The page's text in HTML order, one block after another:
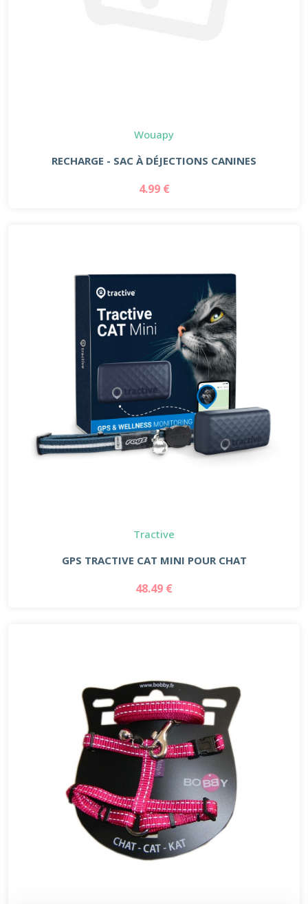
Wouapy
RECHARGE - SAC À DÉJECTIONS CANINES
4.99 €
Tractive
GPS TRACTIVE CAT MINI POUR CHAT
48.49 €